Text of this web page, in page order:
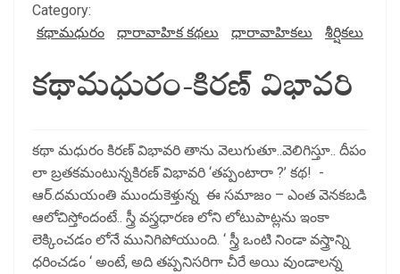
Category:
కథామధురం
ధారావాహిక కథలు ధారావాహికలు శీర్షికలు
కథామధురం-కిరణ్ విభావరి
కథా మధురం కిరణ్ విభావరి తాను వెలుగుతూ..వెలిగిస్తూ.. దీపం
లా బ్రతకమంటున్నకిరణ్ విభావరి ‘తప్పంటారా ?’ కథ! -
ఆర్.దమయంతి ముందుకెళ్తున్న ఈ సమాజం – ఎంత వెనకబడి
ఆలోచిస్తోందంటే.. స్త్రీ వస్త్రధారణ లోని లోటుపాట్లను ఇంకా
లెక్కించడం లోనే మునిగిపోయుంది. ‘ స్త్రీ ఒంటి నిండా వస్త్రాన్ని
ధరించడం ‘ అంటే, అది తప్పనిసరిగా చీరే అయి వుండాలన్న